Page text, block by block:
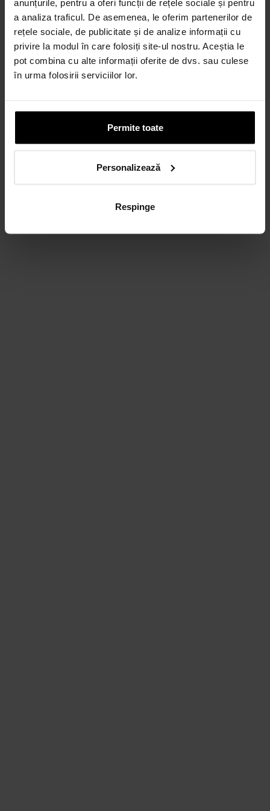
anunțurile, pentru a oferi funcții de rețele sociale și pentru
a analiza traficul. De asemenea, le oferim partenerilor de
rețele sociale, de publicitate și de analize informații cu
privire la modul în care folosiți site-ul nostru. Aceștia le
pot combina cu alte informații oferite de dvs. sau culese
în urma folosirii serviciilor lor.
Permite toate
Personalizează
Respinge
Credit 100% Online prin TBI
CALCULEAZĂ RATA
CARD AVANTAJ